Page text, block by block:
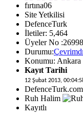
fırtına06
Site Yetkilisi
DefenceTurk
İletiler: 5,464
Üyeler No :26998
Durumu:
Konumu: Ankara
Kayıt Tarihi
12 Şubat 2013,
DefenceTurk.com
Ruh Halim
Kayıtlı